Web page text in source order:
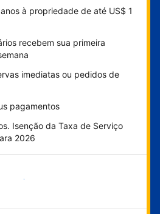
à propriedade de até US$ 1
recebem sua primeira
imediatas ou pedidos de
pagamentos
Isenção da Taxa de Serviço
2026
agora